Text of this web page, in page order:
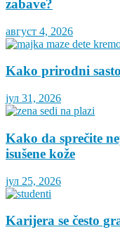
zabave?
август 4, 2026
Kako prirodni
јул 31, 2026
Kako da sprečite
isušene kože
јул 25, 2026
Karijera se često